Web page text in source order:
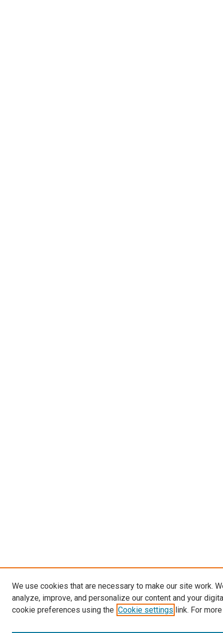
We use cookies that are necessary to make our site work.
analyze, improve, and personalize our content and your
cookie preferences using the Cookie settings link. For